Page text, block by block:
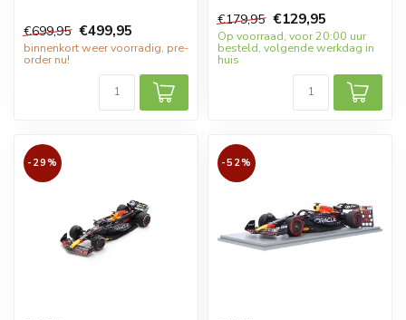
€699,95 €499,95
binnenkort weer voorradig, pre-
order nu!
Red Bull Racing...
€179,95 €129,95
Op voorraad, voor 20:00 uur
besteld, volgende werkdag in
huis
-29% -52%